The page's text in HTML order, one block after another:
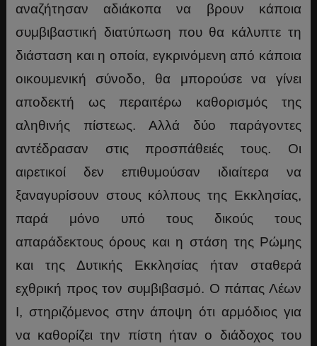
αναζήτησαν αδιάκοπα να βρουν κάποια
συμβιβαστική διατύπωση που θα κάλυπτε τη
διάσταση και η οποία, εγκρινόμενη από κάποια
οικουμενική σύνοδο, θα μπορούσε να γίνει
αποδεκτή ως περαιτέρω καθορισμός της
αληθινής πίστεως. Αλλά δύο παράγοντες
αντέδρασαν στις προσπάθειές τους. Οι
αιρετικοί δεν επιθυμούσαν ιδιαίτερα να
ξαναγυρίσουν στους κόλπους της Εκκλησίας,
παρά μόνο υπό τους δικούς τους
απαράδεκτους όρους και η στάση της Ρώμης
και της Δυτικής Εκκλησίας ήταν σταθερά
εχθρική προς τον συμβιβασμό. Ο πάπας Λέων
I, στηριζόμενος στην άποψη ότι αρμόδιος για
να καθορίζει την πίστη ήταν ο διάδοχος του